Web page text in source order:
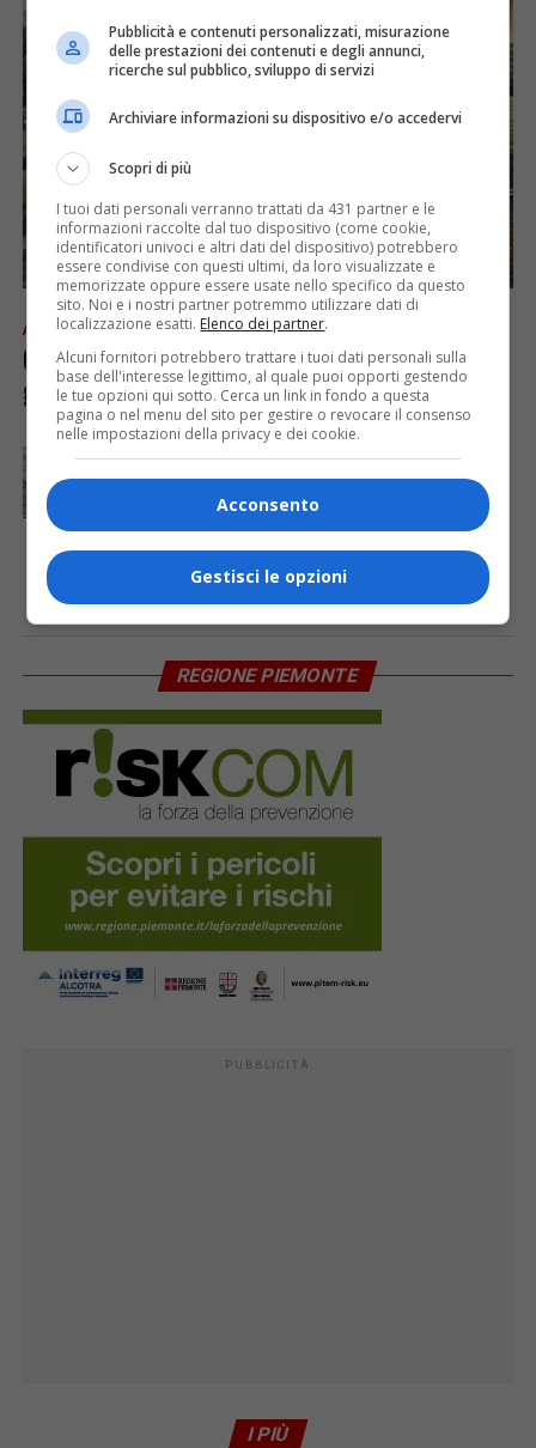
ATTUALITÀ 7 anni fa
Ghemme: con o senza bel tempo la
gita Cai è stata ottima!
Gruppo Alpini di Maggiora: partiti da casa e
arrivati al Sacro Monte di Varallo
PAGINA 2 DI 3 1 2
REGIONE PIEMONTE
PUBBLICITÀ
I PIÙ
Pubblicità e contenuti personalizzati, misurazione
delle prestazioni dei contenuti e degli annunci,
ricerche sul pubblico, sviluppo di servizi
Archiviare informazioni su dispositivo e/o accedervi
Scopri di più
I tuoi dati personali verranno trattati da 431 partner e le
informazioni raccolte dal tuo dispositivo (come cookie,
identificatori univoci e altri dati del dispositivo) potrebbero
essere condivise con questi ultimi, da loro visualizzate e
memorizzate oppure essere usate nello specifico da questo
sito. Noi e i nostri partner potremmo utilizzare dati di
localizzazione esatti. Elenco dei partner.
Alcuni fornitori potrebbero trattare i tuoi dati personali sulla
base dell'interesse legittimo, al quale puoi opporti gestendo
le tue opzioni qui sotto. Cerca un link in fondo a questa
pagina o nel menu del sito per gestire o revocare il consenso
nelle impostazioni della privacy e dei cookie.
Acconsento
Gestisci le opzioni